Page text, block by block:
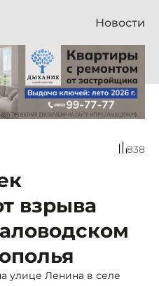
Новости
838
взрыва
улице Ленина в селе